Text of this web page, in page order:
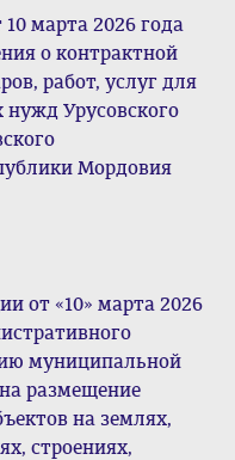
марта 2026 года
о контрактной
работ, услуг для
Урусовского
Мордовия
от «10» марта 2026
муниципальной
размещение
на землях,
строениях,